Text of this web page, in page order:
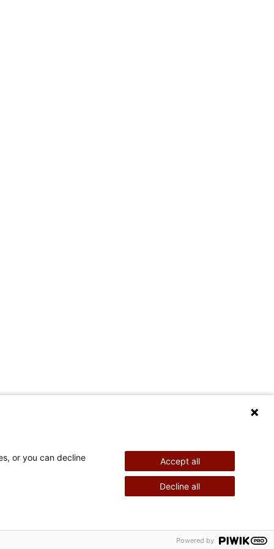
or you can decline Accept all
Decline all
Powered by